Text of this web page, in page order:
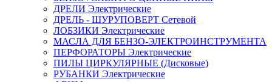
ДРЕЛИ Электрические
ДРЕЛЬ - ШУРУПОВЕРТ Сетевой
ЛОБЗИКИ Электрические
МАСЛА ДЛЯ БЕНЗО-ЭЛЕКТРОИНСТРУМЕНТА
ПЕРФОРАТОРЫ Электрические
ПИЛЫ ЦИРКУЛЯРНЫЕ (Дисковые)
РУБАНКИ Электрические